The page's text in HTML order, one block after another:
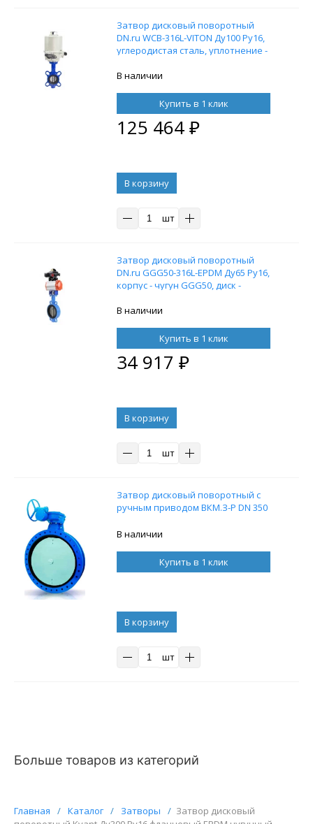
Затвор дисковый поворотный
DN.ru WCB-316L-VITON Ду100 Ру16,
углеродистая сталь, уплотнение -
ОФ-80/21К 220В
В наличии
Купить в 1 клик
125 464₽
В корзину
шт
Затвор дисковый поворотный
DN.ru GGG50-316L-EPDM Ду65 Ру16,
корпус - чугун GGG50, диск -
уплотнение – EPDM, с
двойного действия и блоком
концевых выключателей APL-210N
В наличии
Купить в 1 клик
34 917 ₽
В корзину
шт
Затвор дисковый поворотный с
ручным приводом ВКМ.З-Р DN 350
В наличии
Купить в 1 клик
В корзину
шт
Больше товаров из категорий
Главная / Каталог / Затворы / Затвор дисковый